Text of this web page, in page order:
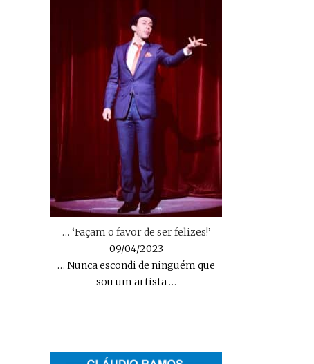
… ‘Façam o favor de ser felizes!’
09/04/2023
… Nunca escondi de ninguém que
sou um artista…